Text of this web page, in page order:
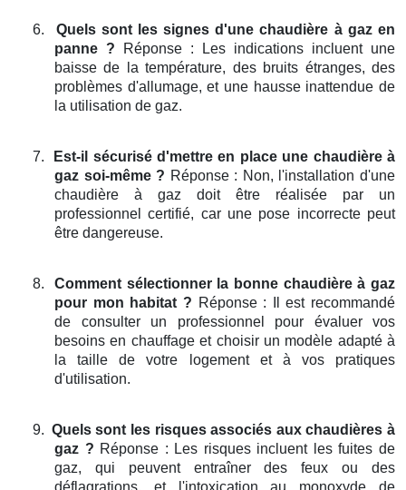
6.
Quels sont les signes d'une chaudière à gaz en
panne ? Réponse : Les indications incluent une
baisse de la température, des bruits étranges, des
problèmes d'allumage, et une hausse inattendue de
la utilisation de gaz.
7.
Est-il sécurisé d'mettre en place une chaudière à
gaz soi-même ? Réponse : Non, l'installation d'une
chaudière à gaz doit être réalisée par un
professionnel certifié, car une pose incorrecte peut
être dangereuse.
8.
Comment sélectionner la bonne chaudière à gaz
pour mon habitat ? Réponse : Il est recommandé
de consulter un professionnel pour évaluer vos
besoins en chauffage et choisir un modèle adapté à
la taille de votre logement et à vos pratiques
d'utilisation.
9. Quels sont les risques associés aux chaudières à
gaz ? Réponse : Les risques incluent les fuites de
gaz, qui peuvent entraîner des feux ou des
déflagrations, et l'intoxication au monoxyde de